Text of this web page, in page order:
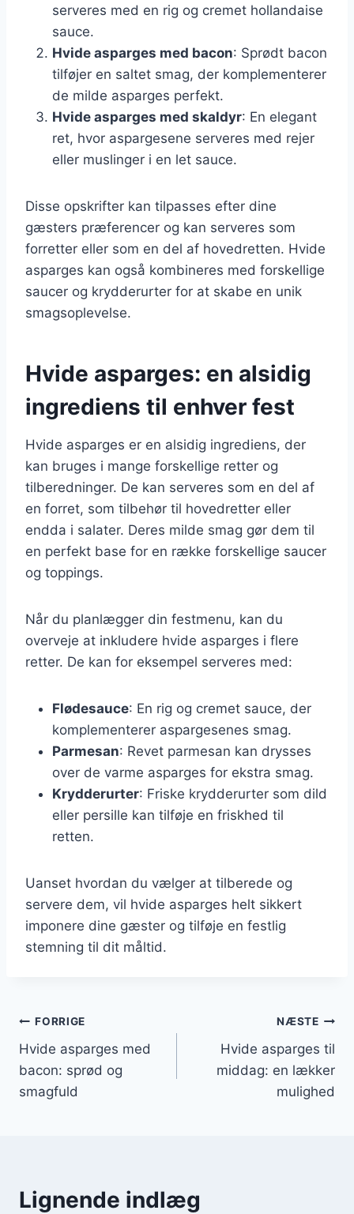
serveres med en rig og cremet hollandaise
sauce.
Hvide asparges med bacon: Sprødt bacon
tilføjer en saltet smag, der komplementerer
de milde asparges perfekt.
Hvide asparges med skaldyr: En elegant
ret, hvor aspargesene serveres med rejer
eller muslinger i en let sauce.
Disse opskrifter kan tilpasses efter dine
gæsters præferencer og kan serveres som
forretter eller som en del af hovedretten. Hvide
asparges kan også kombineres med forskellige
saucer og krydderurter for at skabe en unik
smagsoplevelse.
Hvide asparges: en alsidig
ingrediens til enhver fest
Hvide asparges er en alsidig ingrediens, der
kan bruges i mange forskellige retter og
tilberedninger. De kan serveres som en del af
en forret, som tilbehør til hovedretter eller
endda i salater. Deres milde smag gør dem til
en perfekt base for en række forskellige saucer
og toppings.
Når du planlægger din festmenu, kan du
overveje at inkludere hvide asparges i flere
retter. De kan for eksempel serveres med:
Flødesauce: En rig og cremet sauce, der
komplementerer aspargesenes smag.
Parmesan: Revet parmesan kan drysses
over de varme asparges for ekstra smag.
Krydderurter: Friske krydderurter som dild
eller persille kan tilføje en friskhed til
retten.
Uanset hvordan du vælger at tilberede og
servere dem, vil hvide asparges helt sikkert
imponere dine gæster og tilføje en festlig
stemning til dit måltid.
Indlægsnavigation
FORRIGE
Hvide asparges med
bacon: sprød og
smagfuld
NÆSTE
Hvide asparges til
middag: en lækker
mulighed
Lignende indlæg